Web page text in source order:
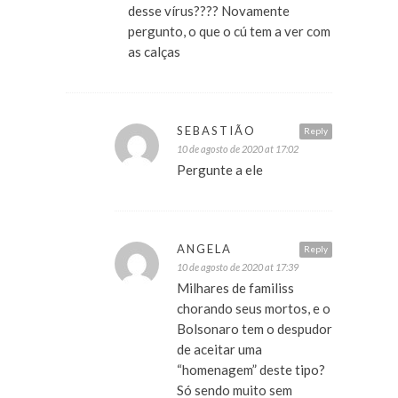
desse vírus???? Novamente
pergunto, o que o cú tem a ver com
as calças
Reply
SEBASTIÃO
10 de agosto de 2020 at 17:02
Pergunte a ele
Reply
ANGELA
10 de agosto de 2020 at 17:39
Milhares de familiss
chorando seus mortos, e o
Bolsonaro tem o despudor
de aceitar uma
“homenagem” deste tipo?
Só sendo muito sem